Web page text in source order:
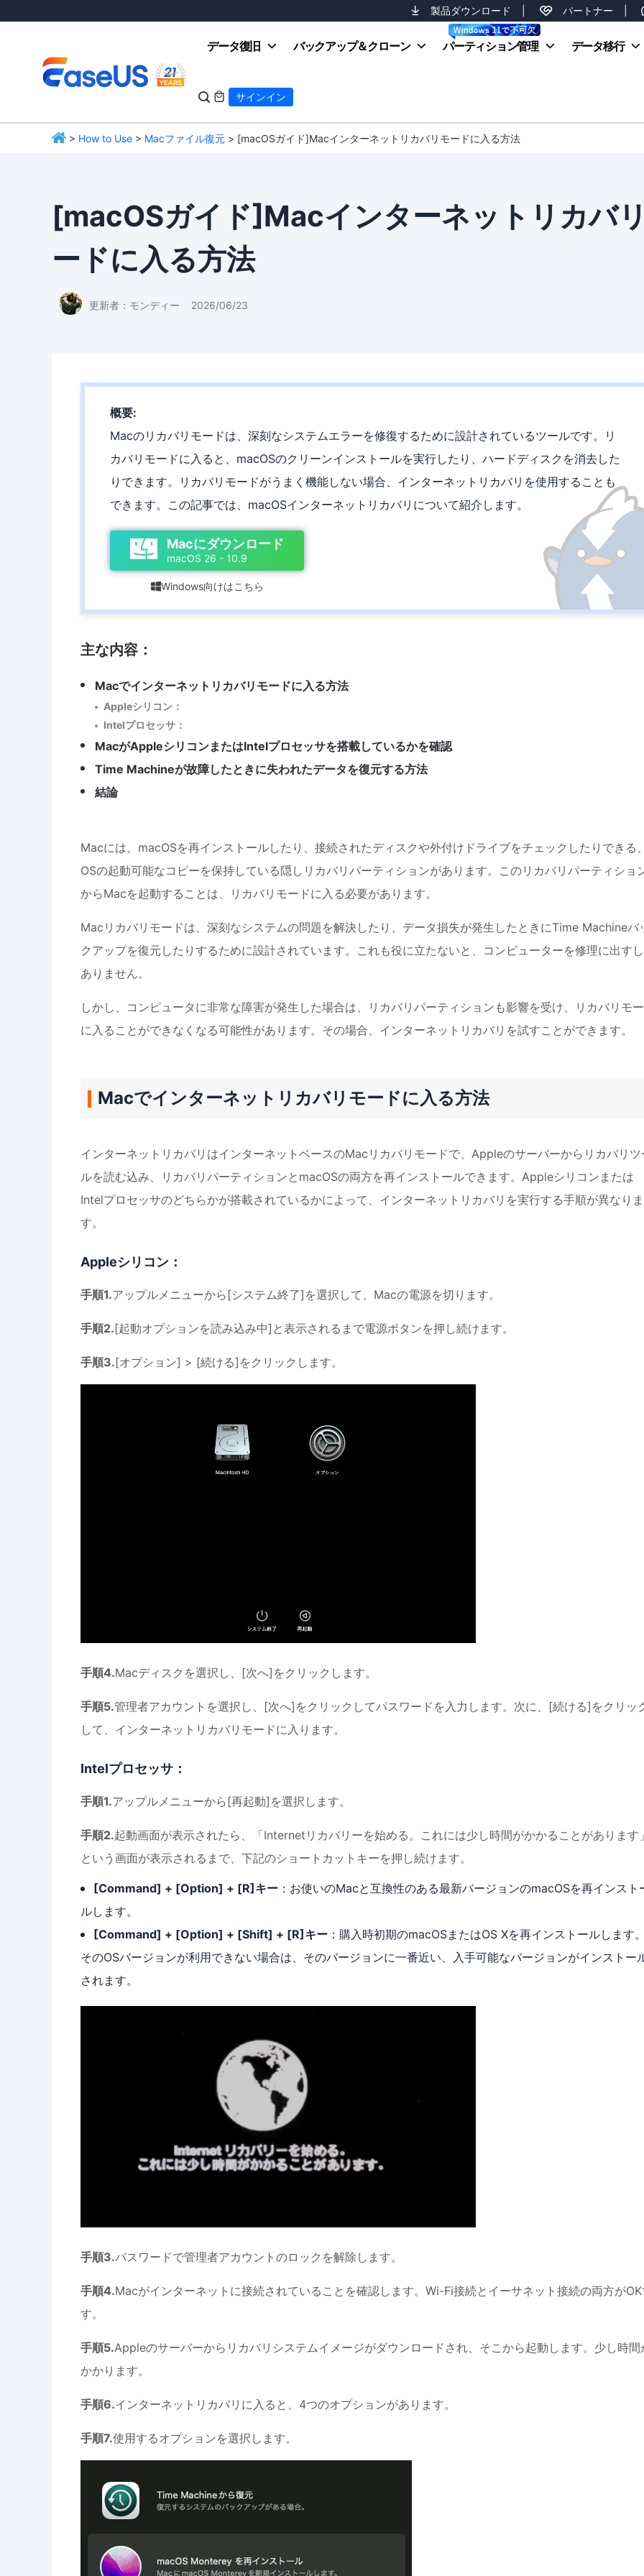
製品ダウンロード パートナー
データ復旧 バックアップ＆クローン パーティション管理 データ移行
  サインイン
> How to Use > Macファイル復元 > [macOSガイド]Macインターネットリカバリモードに入る方法
[macOSガイド]Macインターネットリカバ
ードに入る方法
更新者： モンディー 2026/06/23
概要:
Macのリカバリモードは、深刻なシステムエラーを修復するために設計されているツールです。リ
カバリモードに入ると、macOSのクリーンインストールを実行したり、ハードディスクを消去した
りできます。リカバリモードがうまく機能しない場合、インターネットリカバリを使用することも
できます。この記事では、macOSインターネットリカバリについて紹介します。
Macにダウンロード
macOS 26 - 10.9
Windows向けはこちら
主な内容：
Macでインターネットリカバリモードに入る方法
Appleシリコン：
Intelプロセッサ：
MacがAppleシリコンまたはIntelプロセッサを搭載しているかを確認
Time Machineが故障したときに失われたデータを復元する方法
結論
Macには、macOSを再インストールしたり、接続されたディスクや外付けドライブをチェックしたりできる
OSの起動可能なコピーを保持している隠しリカバリパーティションがあります。このリカバリパーティショ
からMacを起動することは、リカバリモードに入る必要があります。
Macリカバリモードは、深刻なシステムの問題を解決したり、データ損失が発生したときにTime Machineバ
クアップを復元したりするために設計されています。これも役に立たないと、コンピューターを修理に出す
ありません。
しかし、コンピュータに非常な障害が発生した場合は、リカバリパーティションも影響を受け、リカバリモ
に入ることができなくなる可能性があります。その場合、インターネットリカバリを試すことができます。
Macでインターネットリカバリモードに入る方法
インターネットリカバリはインターネットベースのMacリカバリモードで、Appleのサーバーからリカバリツ
ルを読む込み、リカバリパーティションとmacOSの両方を再インストールできます。Appleシリコンまたは
Intelプロセッサのどちらかが搭載されているかによって、インターネットリカバリを実行する手順が異なりま
す。
Appleシリコン：
手順1.アップルメニューから[システム終了]を選択して、Macの電源を切ります。
手順2.[起動オプションを読み込み中]と表示されるまで電源ボタンを押し続けます。
手順3.[オプション] > [続ける]をクリックします。
手順4.Macディスクを選択し、[次へ]をクリックします。
手順5.管理者アカウントを選択し、[次へ]をクリックしてパスワードを入力します。次に、[続ける]をクリッ
して、インターネットリカバリモードに入ります。
Intelプロセッサ：
手順1.アップルメニューから[再起動]を選択します。
手順2.起動画面が表示されたら、「Internetリカバリーを始める。これには少し時間がかかることがあります
という画面が表示されるまで、下記のショートカットキーを押し続けます。
[Command] + [Option] + [R]キー ：お使いのMacと互換性のある最新バージョンのmacOSを再インスト
ルします。
[Command] + [Option] + [Shift] + [R]キー ：購入時初期のmacOSまたはOS Xを再インストールします
そのOSバージョンが利用できない場合は、そのバージョンに一番近い、入手可能なバージョンがインストー
されます。
手順3.パスワードで管理者アカウントのロックを解除します。
手順4.Macがインターネットに接続されていることを確認します。Wi-Fi接続とイーサネット接続の両方が
す。
手順5.Appleのサーバーからリカバリシステムイメージがダウンロードされ、そこから起動します。少し時間
かかります。
手順6.インターネットリカバリに入ると、4つのオプションがあります。
手順7.使用するオプションを選択します。